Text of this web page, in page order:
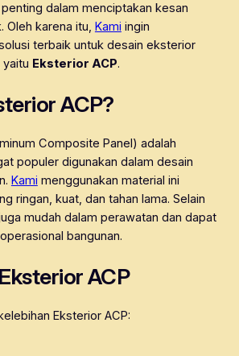
dalam menciptakan kesan
Oleh karena itu, Kami ingin
terbaik untuk desain eksterior
yaitu Eksterior ACP.
ACP?
Composite Panel) adalah
populer digunakan dalam desain
Kami menggunakan material ini
ringan, kuat, dan tahan lama. Selain
mudah dalam perawatan dan dapat
bangunan.
ACP
Eksterior ACP: